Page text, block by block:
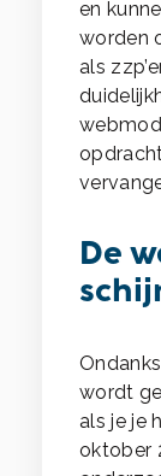
en
worden
als
De
wordt
als je je
oktober